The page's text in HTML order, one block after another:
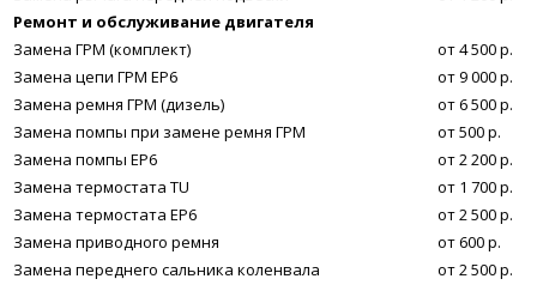
Ремонт и обслуживание двигателя
Замена ГРМ (комплект)
от 4 500 р.
Замена цепи ГРМ EP6
от 9 000 р.
Замена ремня ГРМ (дизель)
от 6 500 р.
Замена помпы при замене ремня ГРМ
от 500 р.
Замена помпы EP6
от 2 200 р.
Замена термостата TU
от 1 700 р.
Замена термостата EP6
от 2 500 р.
Замена приводного ремня
от 600 р.
Замена переднего сальника коленвала
от 2 500 р.